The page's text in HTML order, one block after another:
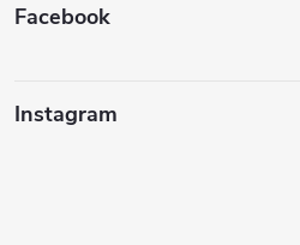
Facebook
Instagram